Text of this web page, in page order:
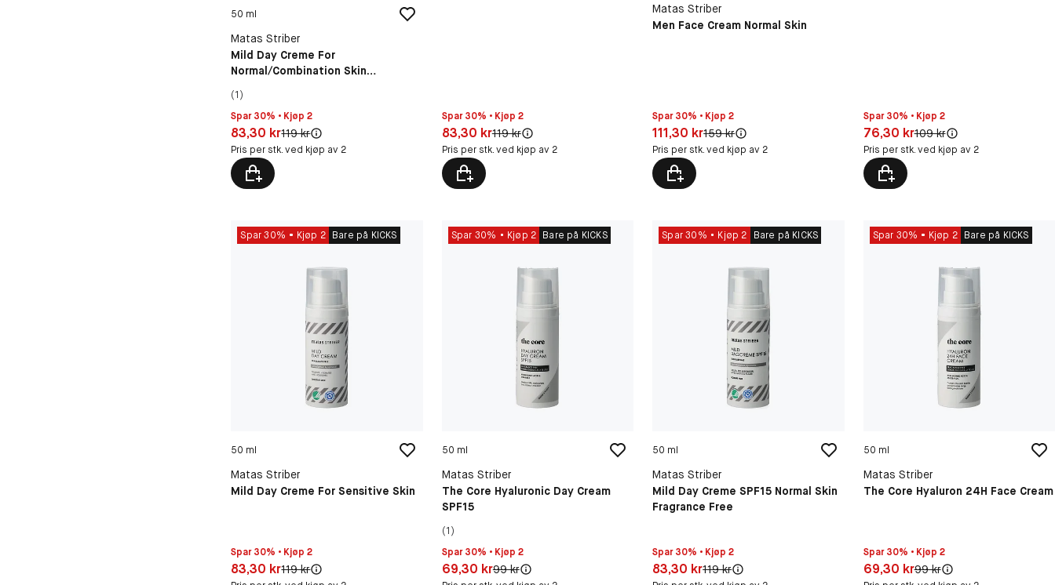
50 ml
Matas Striber
Mild Day Creme For
Normal/Combination Skin
(1)
Spar 30% • Kjøp 2
Pris: 83,30 kr
83,30 krOriginal pris:
119 kr
Pris per stk. ved kjøp av 2
Spar 30% • Kjøp 2
Pris: 83,30 kr
83,30 krOriginal pris:
119 kr
Pris per stk. ved kjøp av 2
Matas Striber
Men Face Cream Normal Skin
Spar 30% • Kjøp 2
Pris: 111,30 kr
111,30 krOriginal pris:
159 kr
Pris per stk. ved kjøp av 2
Spar 30% • Kjøp 2
Pris: 76,30 kr
76,30 krOriginal pris:
109 kr
Pris per stk. ved kjøp av 2
Spar 30% Kjøp 2 Bare på KICKS
50 ml
Matas Striber
Mild Day Creme For Sensitive Skin
Spar 30% • Kjøp 2
Pris: 83,30 kr
83,30 krOriginal pris:
119 kr
Spar 30% Kjøp 2 Bare på KICKS
50 ml
Matas Striber
The Core Hyaluronic Day Cream
SPF15
(1)
Spar 30% • Kjøp 2
Pris: 69,30 kr
69,30 krOriginal pris:
99 kr
Spar 30% Kjøp 2 Bare på KICKS
50 ml
Matas Striber
Mild Day Creme SPF15 Normal Skin
Fragrance Free
Spar 30% • Kjøp 2
Pris: 83,30 kr
83,30 krOriginal pris:
119 kr
Spar 30% Kjøp 2 Bare på KICKS
50 ml
Matas Striber
The Core Hyaluron 24H Face Cream
Spar 30% • Kjøp 2
Pris: 69,30 kr
69,30 krOriginal pris:
99 kr